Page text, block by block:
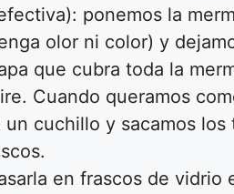
ponemos la
olor ni color) y
que cubra toda la
Cuando queramos
cuchillo y sacamos
en frascos de